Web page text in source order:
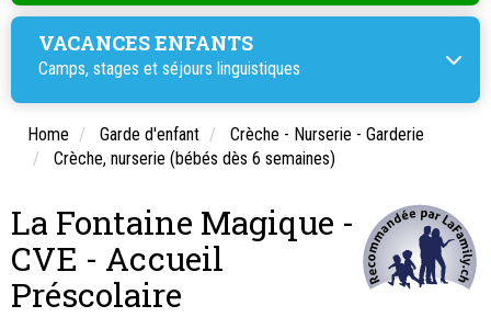
VACANCES ENFANTS
Camps, stages et séjours linguistiques
Home Garde d'enfant
Crèche - Nurserie - Garderie
Crèche, nurserie (bébés dès 6 semaines)
La Fontaine Magique -
CVE - Accueil
Préscolaire